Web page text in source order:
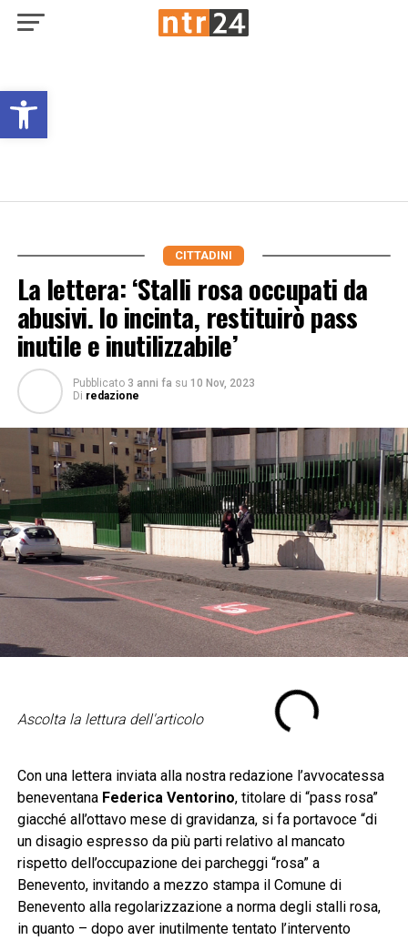
Open toolbar
CITTADINI
La lettera: ‘Stalli rosa occupati da
abusivi. Io incinta, restituirò pass
inutile e inutilizzabile’
Pubblicato 3 anni fa su 10 Nov, 2023
Di redazione
Ascolta la lettura dell'articolo
Con una lettera inviata alla nostra redazione l’avvocatessa
beneventana Federica Ventorino, titolare di “pass rosa”
giacché all’ottavo mese di gravidanza, si fa portavoce “di
un disagio espresso da più parti relativo al mancato
rispetto dell’occupazione dei parcheggi “rosa” a
Benevento, invitando a mezzo stampa il Comune di
Benevento alla regolarizzazione a norma degli stalli rosa,
in quanto – dopo aver inutilmente tentato l’intervento